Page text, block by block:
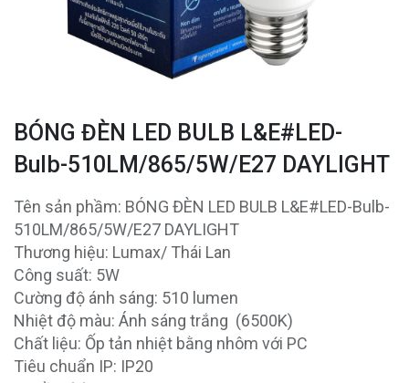
BÓNG ĐÈN LED BULB L&E#LED-
Bulb-510LM/865/5W/E27 DAYLIGHT
Tên sản phầm: BÓNG ĐÈN LED BULB L&E#LED-Bulb-
510LM/865/5W/E27 DAYLIGHT
Thương hiệu: Lumax/ Thái Lan
Công suất: 5W
Cường độ ánh sáng: 510 lumen
Nhiệt độ màu: Ánh sáng trắng (6500K)
Chất liệu: Ốp tản nhiệt bằng nhôm với PC
Tiêu chuẩn IP: IP20